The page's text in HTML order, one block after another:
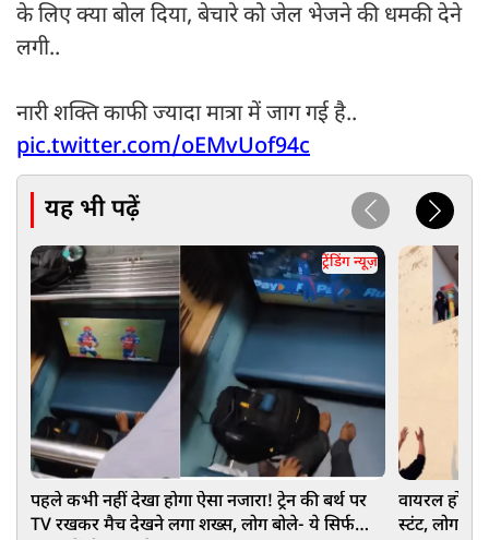
के लिए क्या बोल दिया, बेचारे को जेल भेजने की धमकी देने
लगी..
नारी शक्ति काफी ज्यादा मात्रा में जाग गई है..
pic.twitter.com/oEMvUof94c
यह भी पढ़ें
ट्रेंडिंग न्यूज़
पहले कभी नहीं देखा होगा ऐसा नजारा! ट्रेन की बर्थ पर
TV रखकर मैच देखने लगा शख्स, लोग बोले- ये सिर्फ
वायरल होने
स्टंट, लोग